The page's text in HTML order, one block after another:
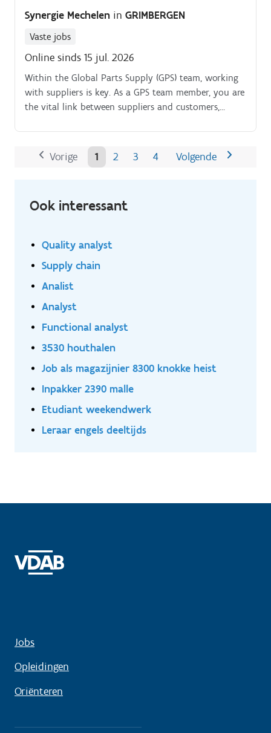
Synergie Mechelen in GRIMBERGEN
Vaste jobs
Online sinds 15 jul. 2026
Within the Global Parts Supply (GPS) team, working
with suppliers is key. As a GPS team member, you are
the vital link between suppliers and customers,
Vorige 1 2 3 4 Volgende
Ook interessant
Quality analyst
Supply chain
Analist
Analyst
Functional analyst
3530 houthalen
Job als magazijnier 8300 knokke heist
Inpakker 2390 malle
Etudiant weekendwerk
Leraar engels deeltijds
Jobs
Opleidingen
Oriënteren